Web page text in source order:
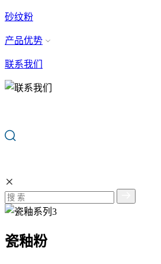
砂纹粉
产品优势
联系我们
瓷釉粉